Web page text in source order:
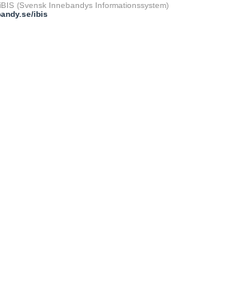
(Svensk Innebandys Informationssystem)
ibis